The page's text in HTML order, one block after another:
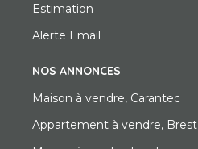
Estimation
Alerte Email
NOS ANNONCES
Maison à vendre, Carantec
Appartement à vendre, Brest